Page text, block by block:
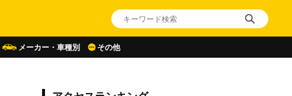
メーカー・車種別 その他